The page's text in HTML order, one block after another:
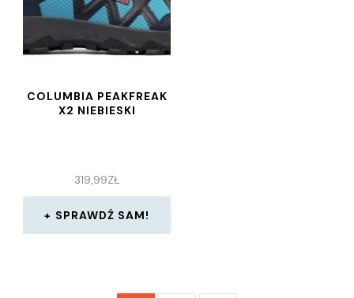
COLUMBIA PEAKFREAK
X2 NIEBIESKI
319,99ZŁ
SPRAWDŹ SAM!